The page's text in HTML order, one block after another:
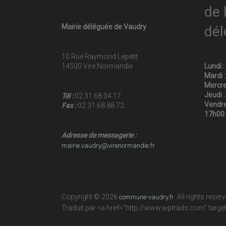
Mairie déléguée de Vaudry
10 Rue Raymond Lepetit
14500 Vire Normandie
Tél :02.31.68.04.17
Fax :02.31.68.88.72
Adresse de messagerie :
mairie.vaudry@virenormandie.fr
de
Lundi
Mardi
Jeudi
17h00
Copyright © 2026 commune-vaudry.fr . All rights
Traduit par <a href="http://www.wptrads.com"